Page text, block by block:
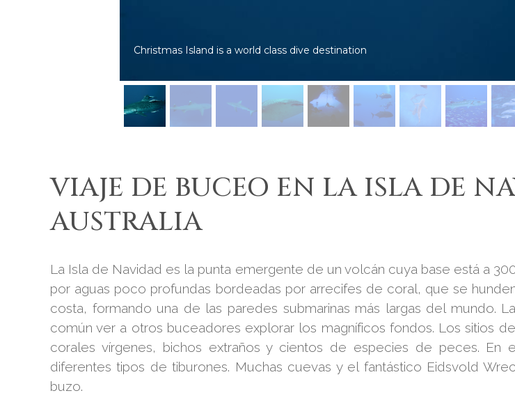
Christmas Island is a world class dive destination
VIAJE DE BUCEO EN LA ISLA DE
AUSTRALIA
La Isla de Navidad es la punta emergente de un volcán cuya base está a
por aguas poco profundas bordeadas por arrecifes de coral, que se
costa, formando una de las paredes submarinas más largas del mundo.
común ver a otros buceadores explorar los magníficos fondos. Los sitios
corales vírgenes, bichos extraños y cientos de especies de peces. En
diferentes tipos de tiburones. Muchas cuevas y el fantástico Eidsvold
buzo.